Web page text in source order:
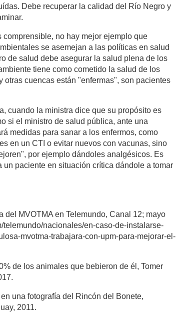
Debe recuperar la calidad del Río Negro y
comprensible, no hay mejor ejemplo que
se asemejan a las políticas en salud
de salud debe asegurar la salud plena de los
tiene como cometido la salud de los
otras cuencas están "enfermas", son pacientes
cuando la ministra dice que su propósito es
si el ministro de salud pública, ante una
medidas para sanar a los enfermos, como
en un CTI o evitar nuevos con vacunas, sino
por ejemplo dándoles analgésicos. Es
un paciente en situación crítica dándole a tomar
del MVOTMA en Telemundo, Canal 12; mayo
telemundo/nacionales/en-caso-de-instalarse-
mvotma-trabajara-con-upm-para-mejorar-el-
de los animales que bebieron de él, Tomer
una fotografía del Rincón del Bonete,
2011.